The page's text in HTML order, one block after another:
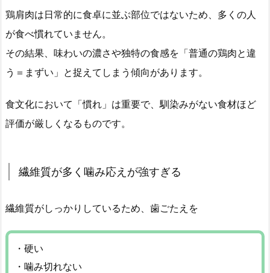
鶏肩肉は日常的に食卓に並ぶ部位ではないため、多くの人
が食べ慣れていません。
その結果、味わいの濃さや独特の食感を「普通の鶏肉と違
う＝まずい」と捉えてしまう傾向があります。
食文化において「慣れ」は重要で、馴染みがない食材ほど
評価が厳しくなるものです。
繊維質が多く噛み応えが強すぎる
繊維質がしっかりしているため、歯ごたえを
・硬い
・噛み切れない